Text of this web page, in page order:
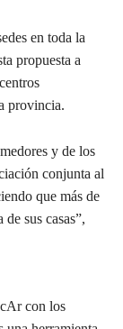
en toda la
propuesta a
provincia.
y de los
conjunta al
que más de
sus casas”,
con los